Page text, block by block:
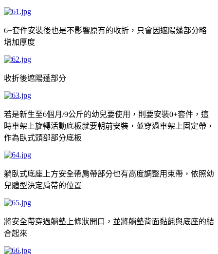
6+套件安裝後也是不影響原有的收折，只會因遮陽蓬部分略
增加厚度
收折後遮陽蓬部分
若是新生至6個月/9公斤的幼兒要使用，則要安裝0+套件，這
時車架上旋轉活動底板就要朝前安裝，並穿過車架上固定帶，
作為臥式頭部部分底板
躺臥式底座上方安全帶肩帶部分也有高度調整用束帶，依照幼
兒體型決定肩帶的位置
將安全帶穿過躺墊上條狀開口，並將躺墊背面黏氈與底座的結
合起來